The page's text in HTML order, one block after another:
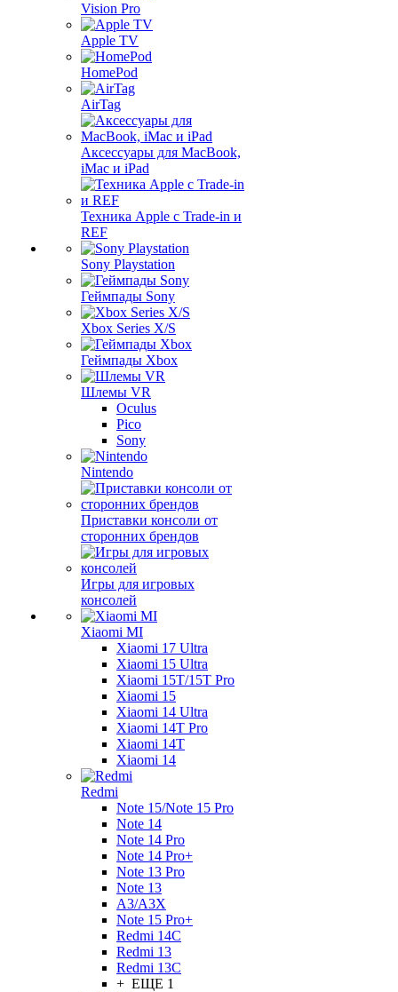
Vision Pro
Apple TV
HomePod
AirTag
Аксессуары для MacBook,
iMac и iPad
Техника Apple с Trade-in и
REF
Sony Playstation
Геймпады Sony
Xbox Series X/S
Геймпады Xbox
Шлемы VR
Oculus
Pico
Sony
Nintendo
Приставки консоли от
сторонних брендов
Игры для игровых
консолей
Xiaomi MI
Xiaomi 17 Ultra
Xiaomi 15 Ultra
Xiaomi 15T/15T Pro
Xiaomi 15
Xiaomi 14 Ultra
Xiaomi 14T Pro
Xiaomi 14T
Xiaomi 14
Redmi
Note 15/Note 15 Pro
Note 14
Note 14 Pro
Note 14 Pro+
Note 13 Pro
Note 13
A3/A3X
Note 15 Pro+
Redmi 14C
Redmi 13
Redmi 13C
+ ЕЩЕ 1